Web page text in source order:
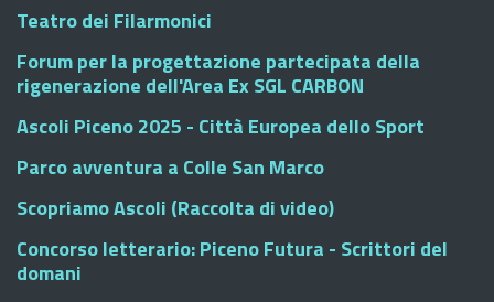
Teatro dei Filarmonici
Forum per la progettazione partecipata della
rigenerazione dell'Area Ex SGL CARBON
Ascoli Piceno 2025 - Città Europea dello Sport
Parco avventura a Colle San Marco
Scopriamo Ascoli (Raccolta di video)
Concorso letterario: Piceno Futura - Scrittori del
domani